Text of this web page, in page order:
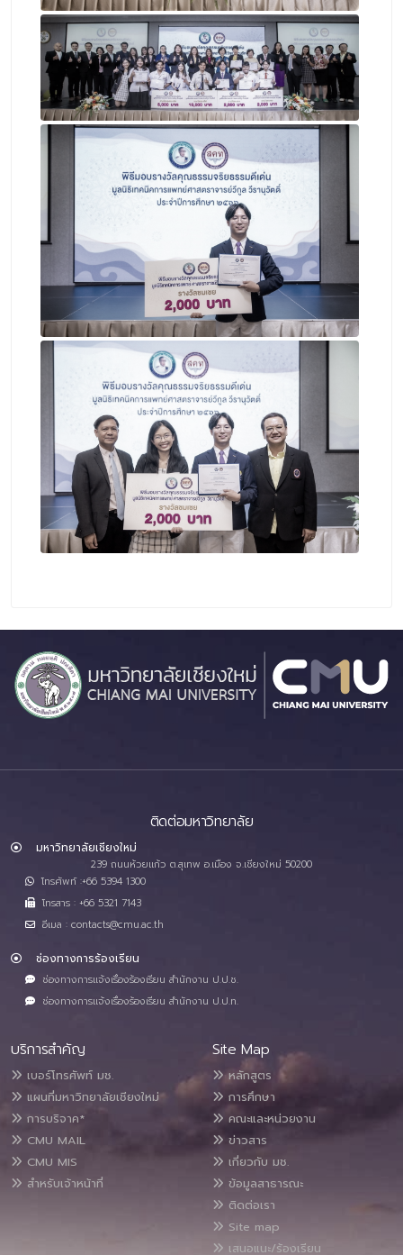
ติดต่อมหาวิทยาลัย
มหาวิทยาลัยเชียงใหม่
239 ถนนห้วยแก้ว ต.สุเทพ อ.เมือง จ.เชียงใหม่ 50200
โทรศัพท์ :+66 5394 1300
โทรสาร : +66 5321 7143
อีเมล : contacts@cmu.ac.th
ช่องทางการร้องเรียน
ช่องทางการแจ้งเรื่องร้องเรียน สำนักงาน ป.ป.ช.
ช่องทางการแจ้งเรื่องร้องเรียน สำนักงาน ป.ป.ท.
บริการสำคัญ
เบอร์โทรศัพท์ มช.
แผนที่มหาวิทยาลัยเชียงใหม่
การบริจาค*
CMU MAIL
CMU MIS
สำหรับเจ้าหน้าที่
Site Map
หลักสูตร
การศึกษา
คณะและหน่วยงาน
ข่าวสาร
เกี่ยวกับ มช.
ข้อมูลสาธารณะ
ติดต่อเรา
Site map
เสนอแนะ/ร้องเรียน